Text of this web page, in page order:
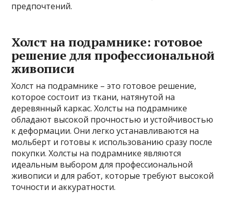
предпочтений.
Холст на подрамнике: готовое
решение для профессиональной
живописи
Холст на подрамнике – это готовое решение,
которое состоит из ткани, натянутой на
деревянный каркас. Холсты на подрамнике
обладают высокой прочностью и устойчивостью
к деформации. Они легко устанавливаются на
мольберт и готовы к использованию сразу после
покупки. Холсты на подрамнике являются
идеальным выбором для профессиональной
живописи и для работ, которые требуют высокой
точности и аккуратности.